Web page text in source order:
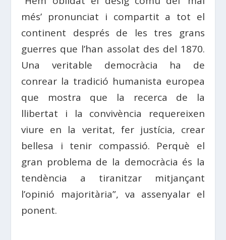
més’ pronunciat i compartit a tot el
continent després de les tres grans
guerres que l’han assolat des del 1870.
Una veritable democràcia ha de
conrear la tradició humanista europea
que mostra que la recerca de la
llibertat i la convivència requereixen
viure en la veritat, fer justícia, crear
bellesa i tenir compassió. Perquè el
gran problema de la democràcia és la
tendència a tiranitzar mitjançant
l’opinió majoritària”, va assenyalar el
ponent.